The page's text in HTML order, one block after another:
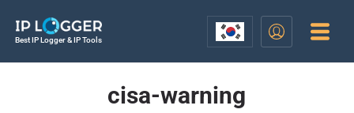
Best IP Logger & IP Tools
cisa-warning